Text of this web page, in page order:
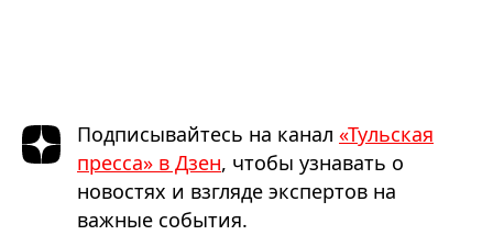
Подписывайтесь на канал «Тульская
пресса» в Дзен, чтобы узнавать о
новостях и взгляде экспертов на
важные события.